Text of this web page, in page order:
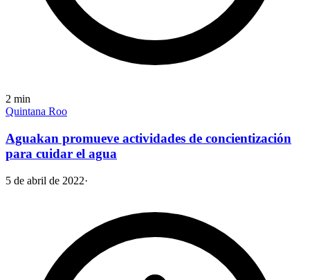
2 min
Quintana Roo
Aguakan promueve actividades de concientización
para cuidar el agua
5 de abril de 2022·